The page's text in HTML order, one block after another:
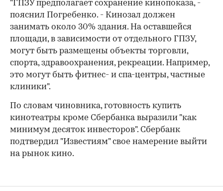
"ГПЗУ предполагает сохранение кинопоказа, -
пояснил Погребенко. - Кинозал должен
занимать около 30% здания. На оставшейся
площади, в зависимости от отдельного ГПЗУ,
могут быть размещены объекты торговли,
спорта, здравоохранения, рекреации. Например,
это могут быть фитнес- и спа-центры, частные
клиники".
По словам чиновника, готовность купить
кинотеатры кроме Сбербанка выразили "как
минимум десяток инвесторов". Сбербанк
подтвердил "Известиям" свое намерение выйти
на рынок кино.